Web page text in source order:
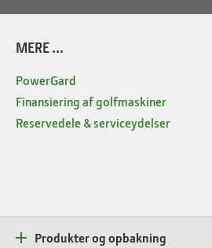
MERE ...
PowerGard
Finansiering af golfmaskiner
Reservedele & serviceydelser
Produkter og opbakning